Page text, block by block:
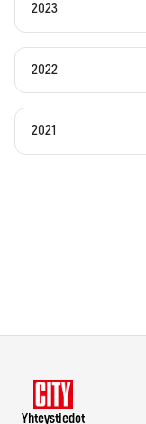
2023
2022
2021
Yhteystiedot